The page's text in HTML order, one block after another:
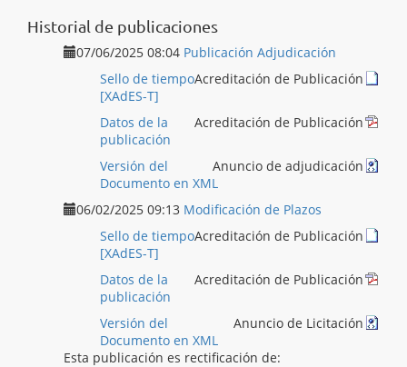
Historial de publicaciones
07/06/2025 08:04 Publicación Adjudicación
Acreditación de Publicación
Sello de tiempo
[XAdES-T]
Acreditación de Publicación
Datos de la
publicación
Anuncio de adjudicación
Versión del
Documento en XML
06/02/2025 09:13 Modificación de Plazos
Acreditación de Publicación
Sello de tiempo
[XAdES-T]
Acreditación de Publicación
Datos de la
publicación
Anuncio de Licitación
Versión del
Documento en XML
Esta publicación es rectificación de: